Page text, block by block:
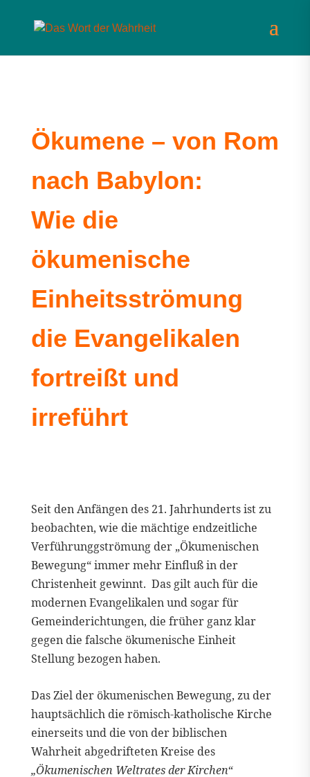
Ökumene – von Rom
nach Babylon:
Wie die
ökumenische
Einheitsströmung
die Evangelikalen
fortreißt und
irreführt
Seit den Anfängen des 21. Jahrhunderts ist zu
beobachten, wie die mächtige endzeitliche
Verführunggströmung der „Ökumenischen
Bewegung“ immer mehr Einfluß in der
Christenheit gewinnt. Das gilt auch für die
modernen Evangelikalen und sogar für
Gemeinderichtungen, die früher ganz klar
gegen die falsche ökumenische Einheit
Stellung bezogen haben.
Das Ziel der ökumenischen Bewegung, zu der
hauptsächlich die römisch-katholische Kirche
einerseits und die von der biblischen
Wahrheit abgedrifteten Kreise des
„Ökumenischen Weltrates der Kirchen“